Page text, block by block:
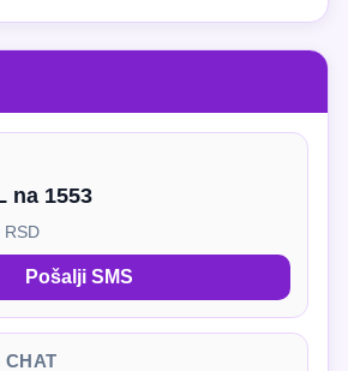
na 1553
RSD
Pošalji SMS